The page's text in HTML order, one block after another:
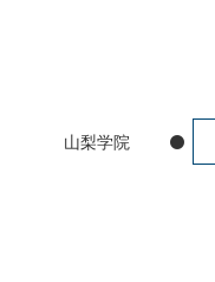
山梨学院